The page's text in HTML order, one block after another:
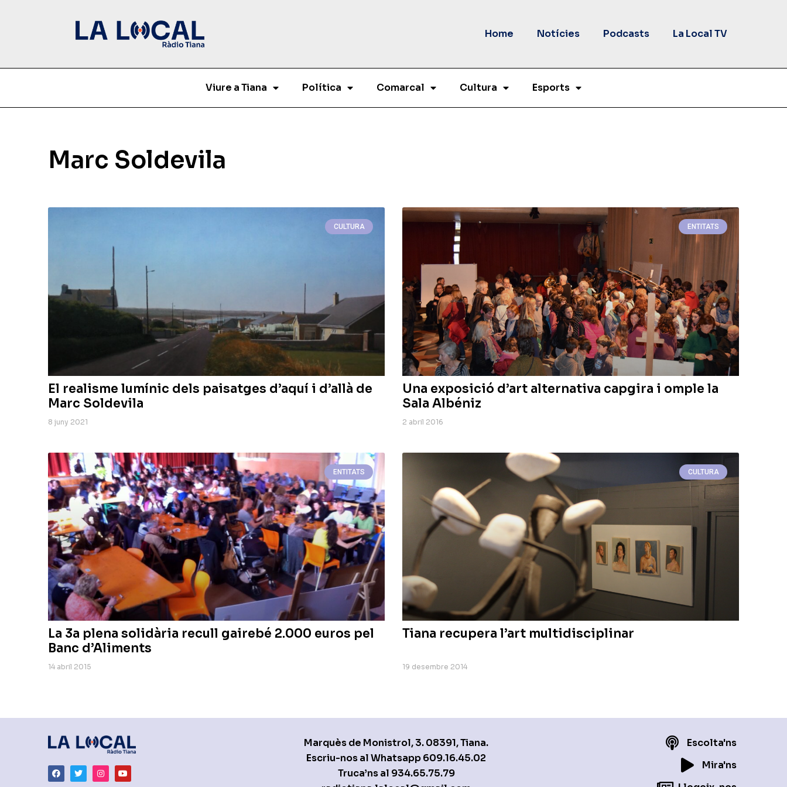
Home Notícies Podcasts La Local TV
Viure a Tiana Política Comarcal Cultura Esports
Marc Soldevila
CULTURA
El realisme lumínic dels paisatges d’aquí i d’allà de
Marc Soldevila
8 juny 2021
ENTITATS
Una exposició d’art alternativa capgira i omple la
Sala Albéniz
2 abril 2016
ENTITATS
La 3a plena solidària recull gairebé 2.000 euros pel
Banc d’Aliments
14 abril 2015
CULTURA
Tiana recupera l’art multidisciplinar
19 desembre 2014
Marquès de Monistrol, 3. 08391, Tiana.
Escriu-nos al Whatsapp609.16.45.02
Truca’ns al 934.65.75.79
Escolta'ns
Mira'ns